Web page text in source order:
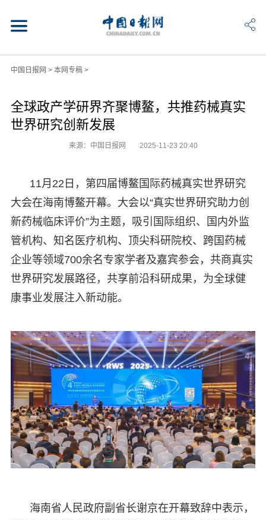
中国日报网 > 本网专稿>
全球政产学研界齐聚博鳌，共推药械真实
世界研究创新发展
来源：中国日报网 2025-11-23 20:40
11月22日，第四届博鳌国际药械真实世界研究
大会在海南博鳌开幕。大会以“真实世界研究助力创
新药械临床评价”为主题，吸引国际组织、国内外监
管机构、知名医疗机构、顶尖科研院校、跨国药械
企业等领域700余名专家学者及嘉宾参会，共商真实
世界研究发展路径，共享前沿科研成果，为全球健
康事业发展注入新动能。​
海南省人民政府副省长谢京在开幕致辞中表示，